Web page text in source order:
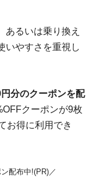
あるいは乗り換え
いやすさを重視し
分のクーポンを配
クーポンが9枚
お得に利用でき
配布中!(PR)／